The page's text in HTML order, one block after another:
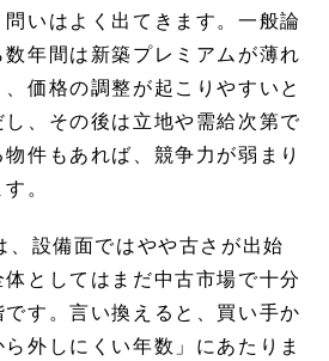
いはよく出てきます。一般論
年間は新築プレミアムが薄れ
価格の調整が起こりやすいと
、その後は立地や需給次第で
件もあれば、競争力が弱まり
。
、設備面ではやや古さが出始
としてはまだ中古市場で十分
す。言い換えると、買い手か
外しにくい年数」にあたりま